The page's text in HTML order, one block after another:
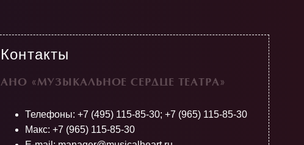
Контакты
АНО «МУЗЫКАЛЬНОЕ СЕРДЦЕ ТЕАТРА»
Телефоны: +7 (495) 115-85-30; +7 (965) 115-85-30
Макс: +7 (965) 115-85-30